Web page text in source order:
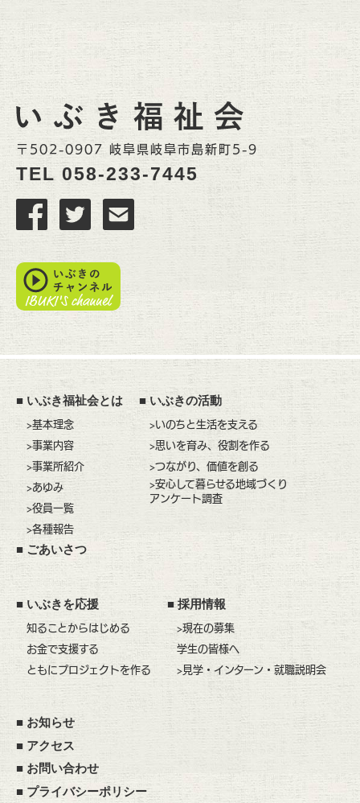
〒502-0907 岐阜県岐阜市島新町5-9
TEL 058-233-7445
■ いぶき福祉会とは
>基本理念
>事業内容
>事業所紹介
>あゆみ
>役員一覧
>各種報告
■ごあいさつ
■いぶきの活動
>いのちと生活を支える
>思いを育み、役割を作る
>つながり、価値を創る
>安心して暮らせる地域づくり
アンケート調査
■いぶきを応援
知ることからはじめる
お金で支援する
ともにプロジェクトを作る
■採用情報
>現在の募集
学生の皆様へ
>見学・インターン・就職説明会
■ お知らせ
■ アクセス
■ お問い合わせ
■プライバシーポリシー